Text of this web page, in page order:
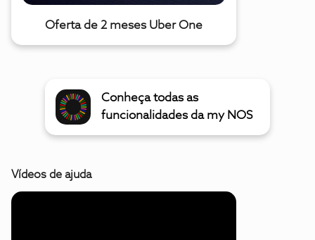
Oferta de 2 meses Uber One
Conheça todas as
funcionalidades da my NOS
Vídeos de ajuda